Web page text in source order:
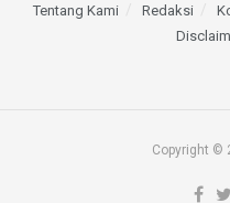
Tentang Kami Redaksi
Copyright ©